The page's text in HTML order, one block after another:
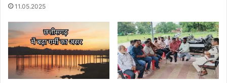
11.05.2025